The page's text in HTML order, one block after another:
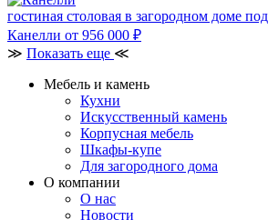
гостиная столовая в загородном доме
Канелли от 956 000 ₽
≫ Показать еще ≪
Мебель и камень
Кухни
Искусственный камень
Корпусная мебель
Шкафы-купе
Для загородного дома
О компании
О нас
Новости